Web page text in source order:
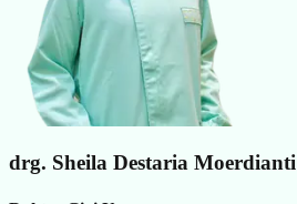
drg. Sheila Destaria Moerdianti